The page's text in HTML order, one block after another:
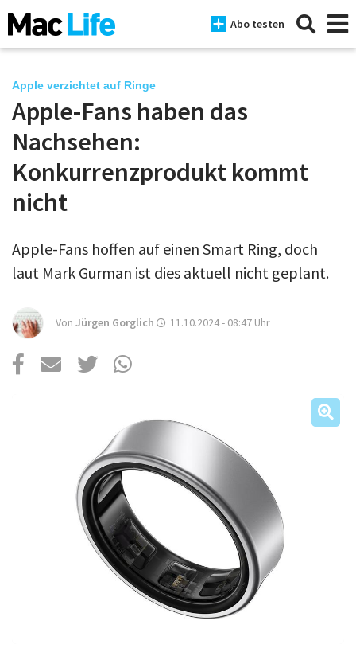
Abo testen
News
iPhone
Mac
Tests
Magazine
Über uns
Anmelden
Apple verzichtet auf Ringe
Apple-Fans haben das
Nachsehen:
Konkurrenzprodukt kommt
nicht
Apple-Fans hoffen auf einen Smart Ring, doch
laut Mark Gurman ist dies aktuell nicht geplant.
Von Jürgen Gorglich 11.10.2024 - 08:47 Uhr